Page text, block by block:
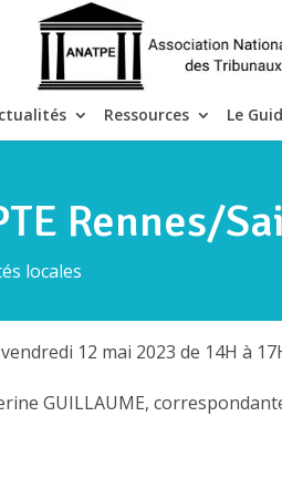
Ressources Le
Rennes/
locales
12 mai 2023 de 14H à
GUILLAUME,